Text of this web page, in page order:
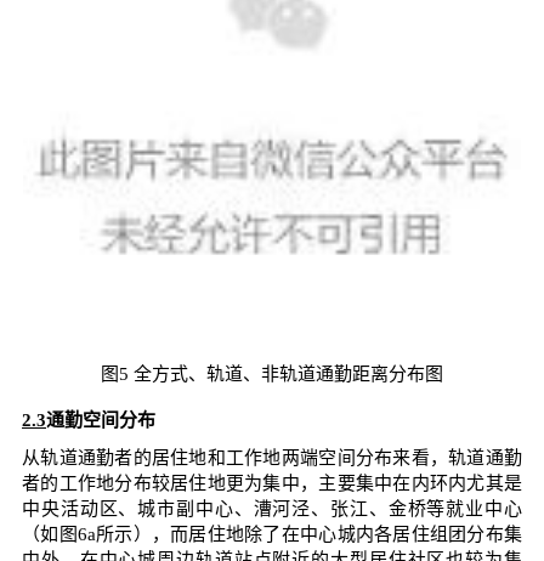
图5 全方式、轨道、非轨道通勤距离分布图
2.3通勤空间分布
从轨道通勤者的居住地和工作地两端空间分布来看，轨道通勤
者的工作地分布较居住地更为集中，主要集中在内环内尤其是
中央活动区、城市副中心、漕河泾、张江、金桥等就业中心
（如图6a所示），而居住地除了在中心城内各居住组团分布集